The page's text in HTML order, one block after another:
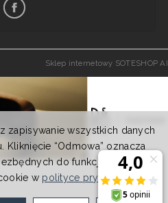
Sklep internetowy SOTESHOP AI
zapisywanie wszystkich danych
“Odmowa” oznacza
do funkcjonowania
w polityce prywatności.